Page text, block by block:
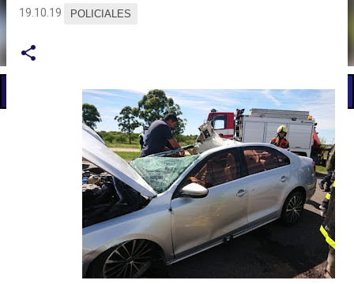
📢 LO ÚLTIMO Alumbró el sol pero persiste el alerta por nuevas tormentas: qué dice el pronóstico
19.10.19 POLICIALES